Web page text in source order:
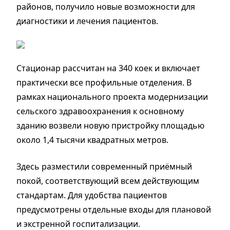
районов, получило новые возможности для
диагностики и лечения пациентов.
Стационар рассчитан на 340 коек и включает
практически все профильные отделения. В
рамках национального проекта модернизации
сельского здравоохранения к основному
зданию возвели новую пристройку площадью
около 1,4 тысячи квадратных метров.
Здесь разместили современный приёмный
покой, соответствующий всем действующим
стандартам. Для удобства пациентов
предусмотрены отдельные входы для плановой
и экстренной госпитализации.